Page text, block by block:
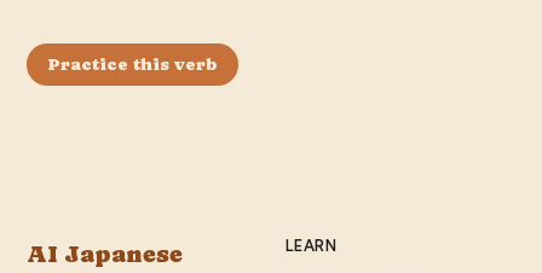
Practice this verb
AI Japanese
LEARN